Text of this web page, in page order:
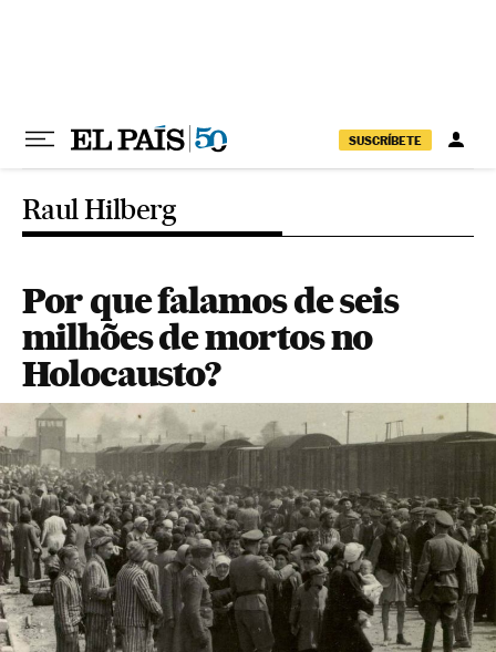
SUSCRÍBETE
Raul Hilberg
Por que falamos de seis
milhões de mortos no
Holocausto?